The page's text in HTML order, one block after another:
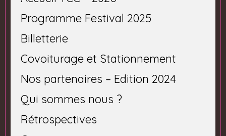
Programme Festival 2025
Billetterie
Covoiturage et Stationnement
Nos partenaires – Edition 2024
Qui sommes nous ?
Rétrospectives